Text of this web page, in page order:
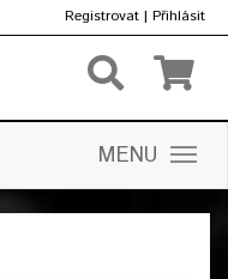
Registrovat | Přihlásit
MENU